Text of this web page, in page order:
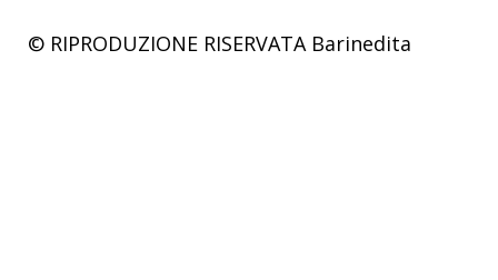
© RIPRODUZIONE RISERVATA Barinedita